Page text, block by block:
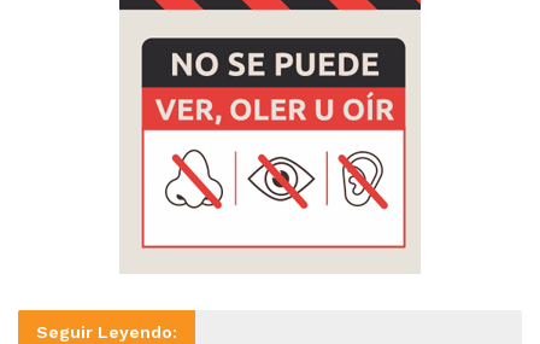
Seguir Leyendo: